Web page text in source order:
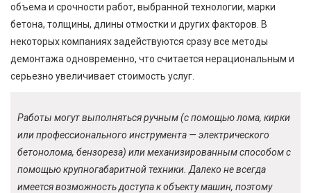
объема и срочности работ, выбранной технологии, марки
бетона, толщины, длины отмостки и других факторов. В
некоторых компаниях задействуются сразу все методы
демонтажа одновременно, что считается нерациональным и
серьезно увеличивает стоимость услуг.
Работы могут выполняться ручным (с помощью лома, кирки
или профессионального инструмента — электрического
бетонолома, бензореза) или механизированным способом с
помощью крупногабаритной техники. Далеко не всегда
имеется возможность доступа к объекту машин, поэтому